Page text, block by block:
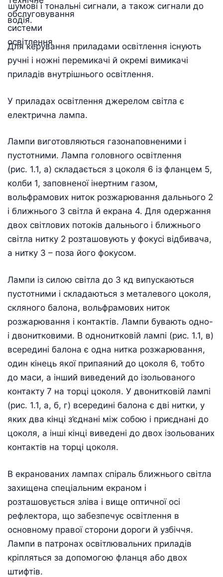
шумові і тональні сигнали, а також сигнали до
водія.
Для керування приладами освітлення існують
ручні і ножні перемикачі й окремі вимикачі
приладів внутрішнього освітлення.
У приладах освітлення джерелом світла є
електрична лампа.
Лампи виготовляються газонаповненими і
пустотними. Лампа головного освітлення
(рис. 1.1, а) складається з цоколя 6 із фланцем 5,
колби 1, заповненої інертним газом,
вольфрамових ниток розжарювання дальнього 2
і ближнього 3 світла й екрана 4. Для одержання
двох світлових потоків дальнього і ближнього
світла нитку 2 розташовують у фокусі відбивача,
а нитку 3 – поза його фокусом.
Лампи із силою світла до 3 кд випускаються
пустотними і складаються з металевого цоколя,
скляного балона, вольфрамових ниток
розжарювання і контактів. Лампи бувають одно-
і двонитковими. В однонитковій лампі (рис. 1.1, в)
всередині балона є одна нитка розжарювання,
один кінець якої припаяний до цоколя 6, тобто
до маси, а інший виведений до ізольованого
контакту 7 на торці цоколя. У двонитковій лампі
(рис. 1.1, а, б, г) всередині балона є дві нитки, у
яких два кінці з’єднані між собою і приєднані до
цоколя, а інші кінці виведені до двох ізольованих
контактів на торці цоколя.
В екранованих лампах спіраль ближнього світла
захищена спеціальним екраном і
розташовується зліва і вище оптичної осі
рефлектора, що забезпечує освітлення в
основному правої сторони дороги й узбіччя.
Лампи в патронах освітлювальних приладів
кріпляться за допомогою фланця або двох
штифтів.